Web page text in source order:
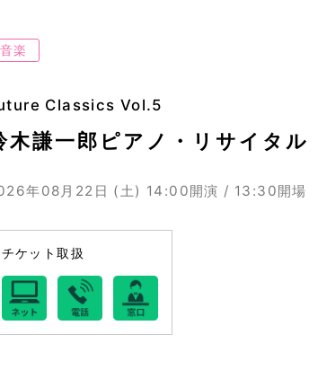
音楽
Classics Vol.5
木謙一郎ピアノ・リサイタル
年08月22日 (土) 14:00開演 / 13:30開場
チケット取扱